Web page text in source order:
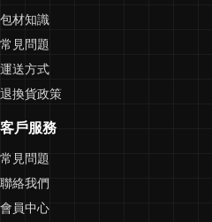
包材知識
常見問題
運送方式
退換貨政策
客戶服務
常見問題
聯絡我們
會員中心